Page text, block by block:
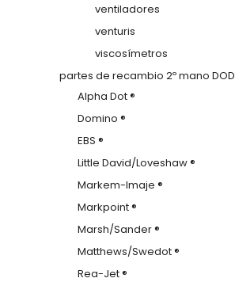
ventiladores
venturis
viscosímetros
partes de recambio 2º mano DOD
Alpha Dot ®
Domino ®
EBS ®
Little David/Loveshaw ®
Markem-Imaje ®
Markpoint ®
Marsh/Sander ®
Matthews/Swedot ®
Rea-Jet ®